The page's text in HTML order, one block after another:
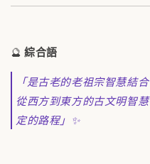
🔮綜合語
「是古老的老祖宗智慧結
從西方到東方的古文明智
定的路程」✨